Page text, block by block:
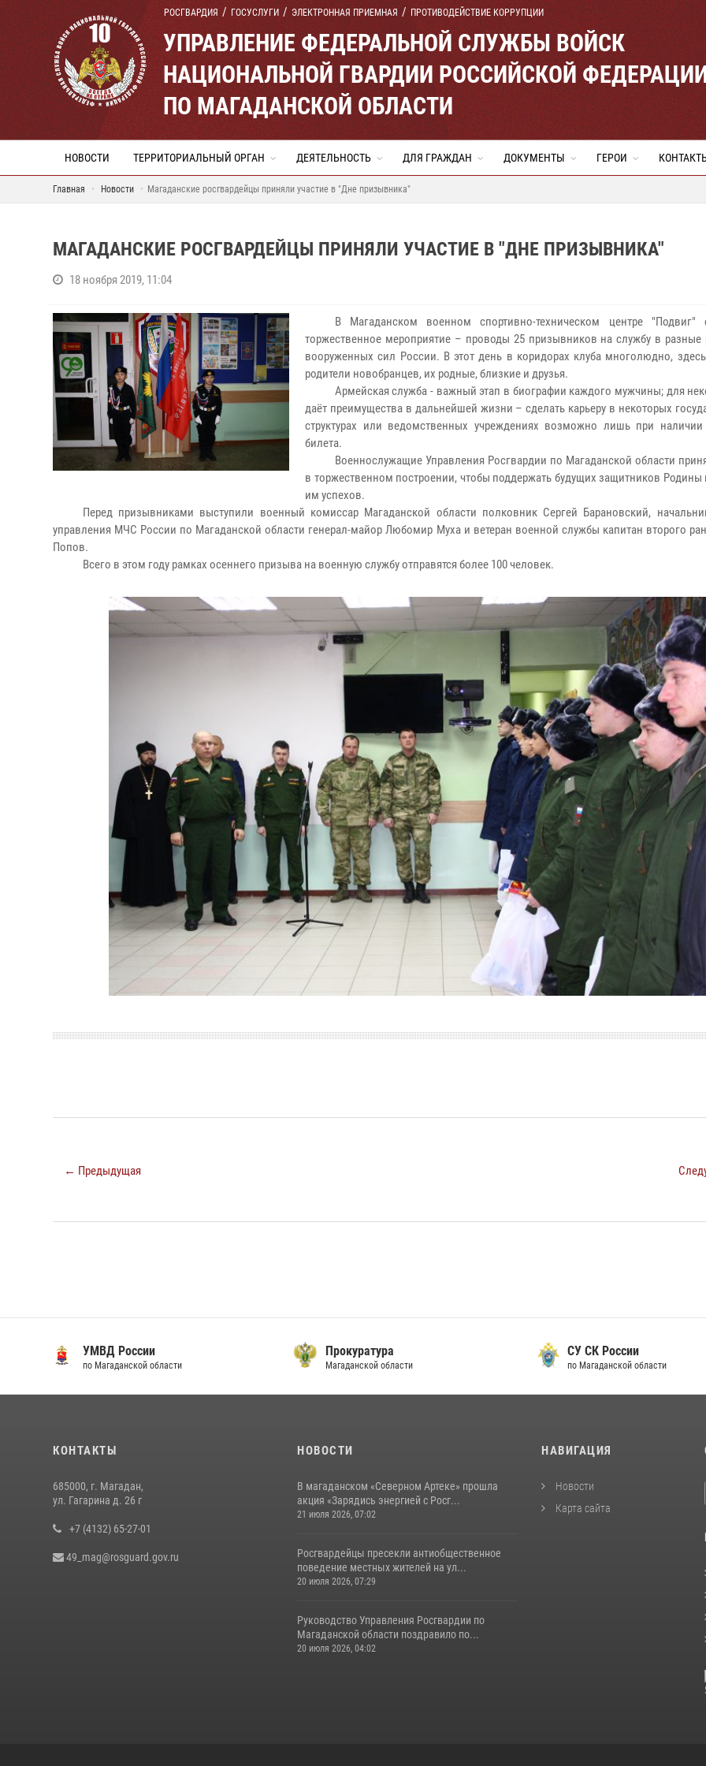
РОСГВАРДИЯ ГОСУСЛУГИ ЭЛЕКТРОННАЯ ПРИЕМНАЯ ПРОТИВОДЕЙСТВИЕ КОРРУПЦИИ
УПРАВЛЕНИЕ ФЕДЕРАЛЬНОЙ СЛУЖБЫ ВОЙСК
НАЦИОНАЛЬНОЙ ГВАРДИИ РОССИЙСКОЙ
ПО МАГАДАНСКОЙ ОБЛАСТИ
НОВОСТИ ТЕРРИТОРИАЛЬНЫЙ ОРГАН ДЕЯТЕЛЬНОСТЬ ДЛЯ ГРАЖДАН ДОКУМЕНТЫ ГЕРОИ
Главная Новости Магаданские росгвардейцы приняли участие в "Дне призывника"
МАГАДАНСКИЕ РОСГВАРДЕЙЦЫ ПРИНЯЛИ УЧАСТИЕ В "ДНЕ ПРИЗЫВНИКА"
18 ноября 2019, 11:04
В Магаданском военном спортивно-техническом центре "Подвиг"
торжественное мероприятие – проводы 25 призывников на службу в разные
вооруженных сил России. В этот день в коридорах клуба многолюдно,
родители новобранцев, их родные, близкие и друзья.
Армейская служба - важный этап в биографии каждого мужчины; для
даёт преимущества в дальнейшей жизни – сделать карьеру в некоторых
структурах или ведомственных учреждениях возможно лишь при наличии
билета.
Военнослужащие Управления Росгвардии по Магаданской области
в торжественном построении, чтобы поддержать будущих защитников Родины
им успехов.
Перед призывниками выступили военный комиссар Магаданской области полковник Сергей Барановский,
управления МЧС России по Магаданской области генерал-майор Любомир Муха и ветеран военной службы капитан второго
Попов.
Всего в этом году рамках осеннего призыва на военную службу отправятся более 100 человек.
← Предыдущая
УМВД России
по Магаданской области
Прокуратура
Магаданской области
СУ СК России
по Магаданской области
КОНТАКТЫ
685000, г. Магадан,
ул. Гагарина д. 26 г
+7 (4132) 65-27-01
49_mag@rosguard.gov.ru
НОВОСТИ
В магаданском «Северном Артеке» прошла
акция «Зарядись энергией с Росг...
21 июля 2026, 07:02
Росгвардейцы пресекли антиобщественное
поведение местных жителей на ул...
20 июля 2026, 07:29
Руководство Управления Росгвардии по
Магаданской области поздравило по...
20 июля 2026, 04:02
НАВИГАЦИЯ
Новости
Карта сайта